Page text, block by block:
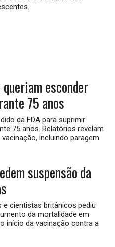
esconder
75 anos
da FDA para suprimir
75 anos. Relatórios revelam
incluindo paragem
suspensão da
e cientistas britânicos pediu
da mortalidade em
início da vacinação contra a